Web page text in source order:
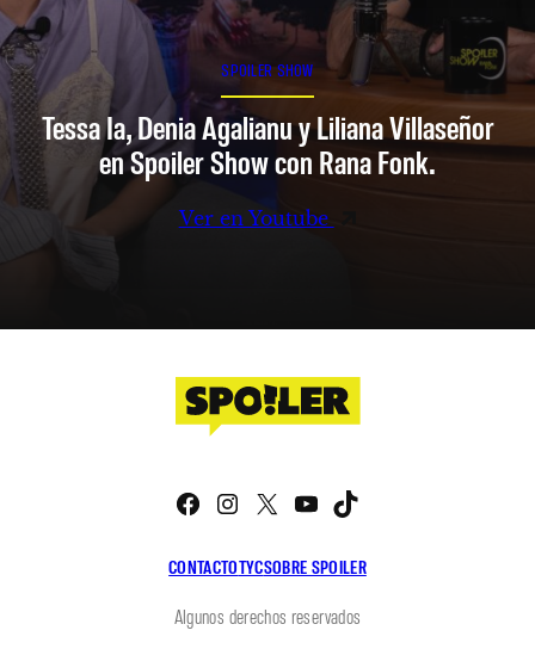
SPOILER SHOW
Tessa Ia, Denia Agalianu y Liliana Villaseñor
en Spoiler Show con Rana Fonk.
Ver en Youtube
CONTACTOTYCSOBRE SPOILER
Facebook
Instagram
X YouTube
Algunos derechos reservados